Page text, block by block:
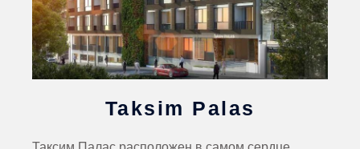
Taksim Palas